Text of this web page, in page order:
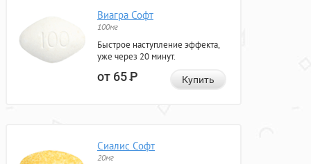
Виагра Софт
100мг
Быстрое наступление эффекта,
уже через 20 минут.
от 65Р Купить
Сиалис Софт
20мг